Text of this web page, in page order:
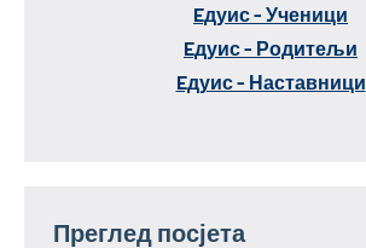
Eдуис - Ученици
Eдуис - Родитељи
Eдуис - Наставници
Преглед посјета